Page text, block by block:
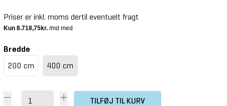
Priser er inkl. moms dertil eventuelt fragt
Bredde
200 cm
400 cm
TILFØJ TIL KURV